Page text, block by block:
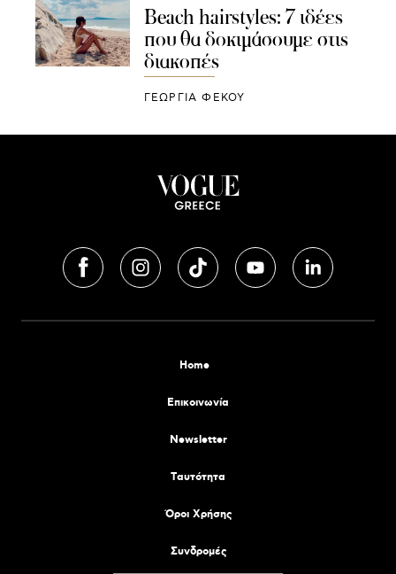
Beach hairstyles: 7 ιδέες
που θα δοκιμάσουμε στις
διακοπές
ΓΕΩΡΓΙΑ ΦΕΚΟΥ
Home
Επικοινωνία
Newsletter
Tαυτότητα
Όροι Χρήσης
Συνδρομές